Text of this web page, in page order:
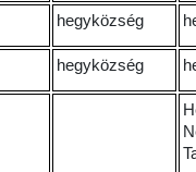
hegyközség
hegyközség